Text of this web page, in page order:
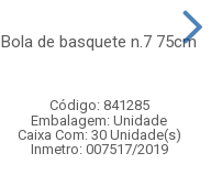
Bola de basquete n.7 75cm
Código: 841285
Embalagem: Unidade
Caixa Com: 30 Unidade(s)
Inmetro: 007517/2019